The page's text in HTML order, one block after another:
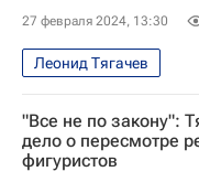
27 февраля 2024, 13:30
Леонид Тягачев
Международный
Олимпийский комитет
Вокруг спорта
"Все не по закону":
дело о пересмотре
фигуристов